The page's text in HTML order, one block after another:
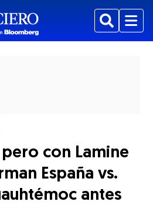
BuscarMenu
con Lamine
España vs.
antes